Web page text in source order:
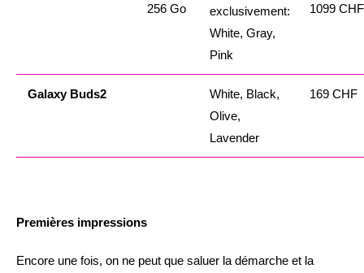
exclusivement:
White, Gray,
Pink
256 Go 1099 CHF
GalaxyBuds2
White, Black,
Olive,
Lavender
169 CHF
Premières impressions
Encore une fois, on ne peut que saluer la démarche et la